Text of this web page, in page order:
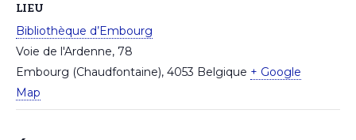
LIEU
Bibliothèque d’Embourg
Voie de l'Ardenne, 78
Embourg (Chaudfontaine), 4053 Belgique + Google
Map